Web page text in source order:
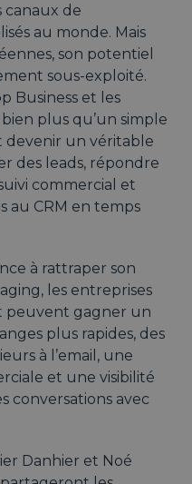
canaux de
au monde. Mais
son potentiel
sous-exploité.
Business et les
plus qu’un simple
devenir un véritable
des leads, répondre
commercial et
au CRM en temps
à rattraper son
les entreprises
peuvent gagner un
plus rapides, des
à l’email, une
et une visibilité
conversations avec
Danhier et Noé